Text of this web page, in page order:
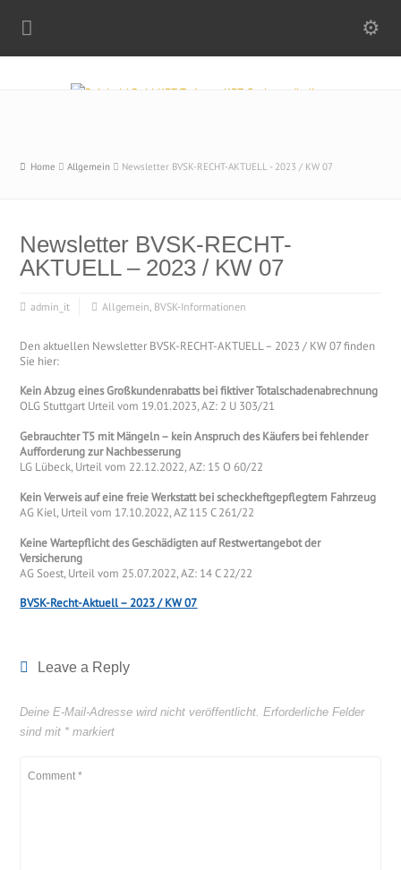
Home Allgemein Newsletter BVSK-RECHT-AKTUELL - 2023 / KW 07
Newsletter BVSK-RECHT-
AKTUELL – 2023 / KW 07
admin_it Allgemein, BVSK-Informationen
Den aktuellen Newsletter BVSK-RECHT-AKTUELL – 2023 / KW 07 finden
Sie hier:
Kein Abzug eines Großkundenrabatts bei fiktiver Totalschadenabrechnung
OLG Stuttgart Urteil vom 19.01.2023, AZ: 2 U 303/21
Gebrauchter T5 mit Mängeln – kein Anspruch des Käufers bei fehlender
Aufforderung zur Nachbesserung
LG Lübeck, Urteil vom 22.12.2022, AZ: 15 O 60/22
Kein Verweis auf eine freie Werkstatt bei scheckheftgepflegtem Fahrzeug
AG Kiel, Urteil vom 17.10.2022, AZ 115 C 261/22
Keine Wartepflicht des Geschädigten auf Restwertangebot der
Versicherung
AG Soest, Urteil vom 25.07.2022, AZ: 14 C 22/22
BVSK-Recht-Aktuell – 2023 / KW 07
Leave a Reply
Deine E-Mail-Adresse wird nicht veröffentlicht. Erforderliche Felder
sind mit * markiert